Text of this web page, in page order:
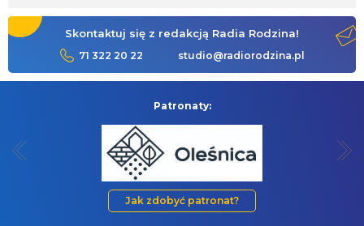
Skontaktuj się z redakcją Radia Rodzina!
71 322 20 22 studio@radiorodzina.pl
Patronaty:
Jak zdobyć patronat?